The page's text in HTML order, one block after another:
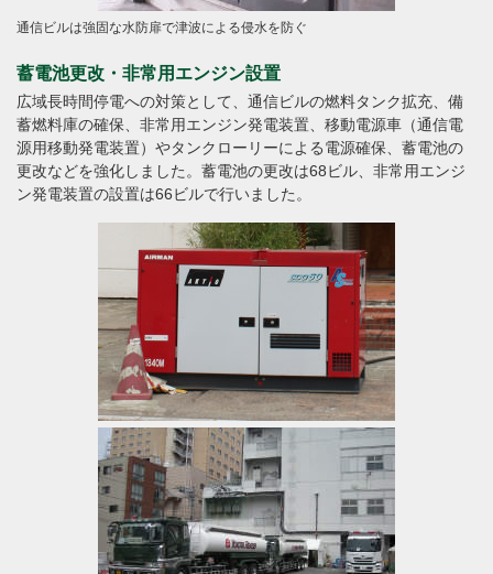
通信ビルは強固な水防扉で津波による侵水を防ぐ
蓄電池更改・非常用エンジン設置
広域長時間停電への対策として、通信ビルの燃料タンク拡充、備
蓄燃料庫の確保、非常用エンジン発電装置、移動電源車（通信電
源用移動発電装置）やタンクローリーによる電源確保、蓄電池の
更改などを強化しました。蓄電池の更改は68ビル、非常用エンジ
ン発電装置の設置は66ビルで行いました。